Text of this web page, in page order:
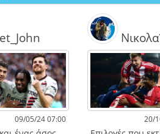
09/05/24 07:00 20/